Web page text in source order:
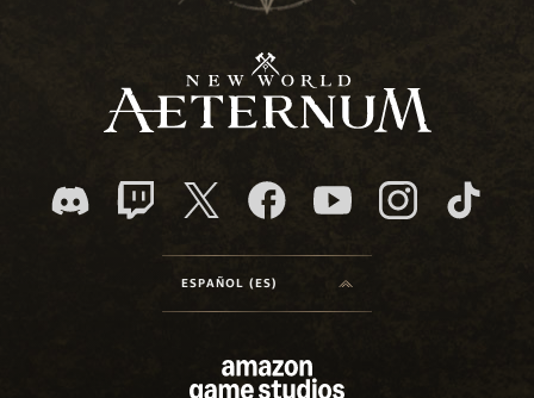
ESPAÑOL (ES)